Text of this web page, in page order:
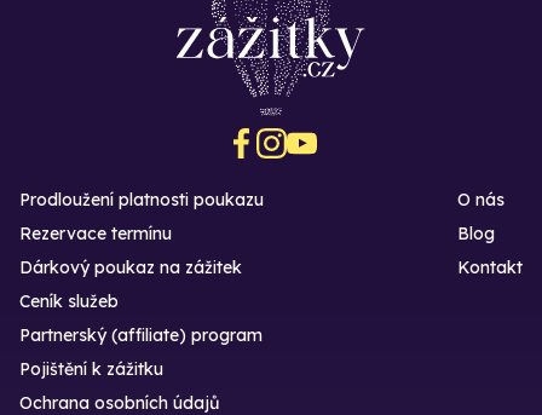
Prodloužení platnosti poukazu
Rezervace termínu
Dárkový poukaz na zážitek
O nás
Blog
Kontakt
Ceník služeb
Partnerský (affiliate) program
Pojištění k zážitku
Ochrana osobních údajů